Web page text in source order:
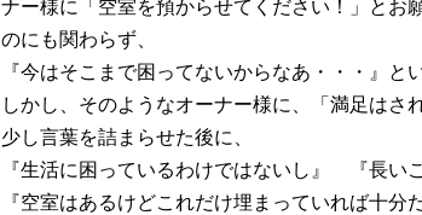
ナー様に「空室を預からせてください！」とお
のにも関わらず、
『今はそこまで困ってないからなあ・・・』と
しかし、そのようなオーナー様に、「満足はさ
少し言葉を詰まらせた後に、
『生活に困っているわけではないし』 『長い
『空室はあるけどこれだけ埋まっていれば十分